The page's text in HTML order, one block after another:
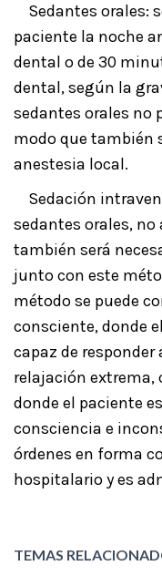
Sedantes orales:
paciente la noche
dental o de 30
dental, según la
sedantes orales no
modo que también
anestesia local.
Sedación
sedantes orales, no
también será
junto con este
método se puede
consciente, donde
capaz de responder
relajación extrema,
donde el paciente
consciencia e
órdenes en forma
hospitalario y es
TEMAS